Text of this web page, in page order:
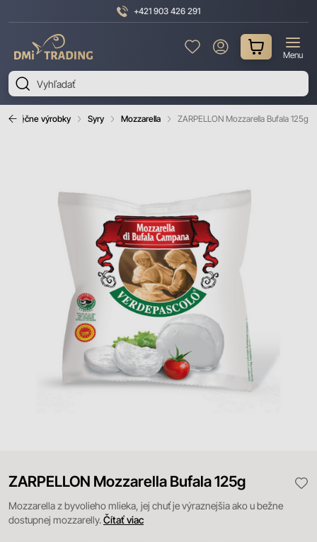
+421 903 426 291
Trading
Menu
Mliečne výrobky Syry Mozzarella ZARPELLON Mozzarella Bufala 125g
ZARPELLON Mozzarella Bufala 125g
Mozzarella z byvolieho mlieka, jej chuť je výraznejšia ako u bežne
dostupnej mozzarelly.Čítať viac